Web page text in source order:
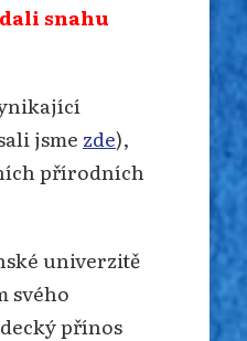
snahu
jsme zde),
přírodních
univerzitě
svého
přínos